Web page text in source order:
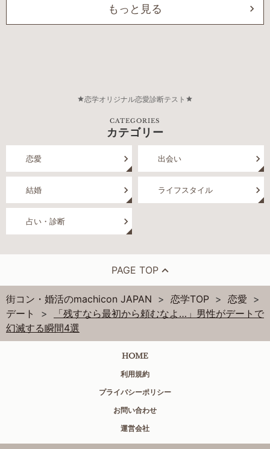
もっと見る
恋学オリジナル恋愛診断テスト
CATEGORIES
カテゴリー
恋愛 出会い
結婚 ライフスタイル
占い・診断
PAGE TOP
街コン・婚活のmachicon JAPAN 恋学TOP
恋愛
デート
「残すなら最初から頼むなよ…」男性がデートで
幻滅する瞬間4選
HOME
利用規約
プライバシーポリシー
お問い合わせ
運営会社